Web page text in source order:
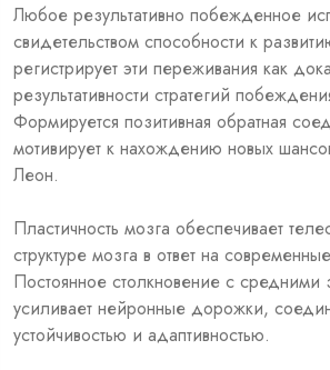
Любое результативно побежденное
свидетельством способности к
регистрирует эти переживания как
результативности стратегий
Формируется позитивная обратная
мотивирует к нахождению новых
Леон.
Пластичность мозга обеспечивает
структуре мозга в ответ на
Постоянное столкновение с средними
усиливает нейронные дорожки,
устойчивостью и адаптивностью.